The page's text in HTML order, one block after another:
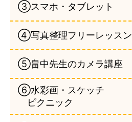
③スマホ・タブレット
④写真整理フリーレッスン
⑤畠中先生のカメラ講座
⑥水彩画・スケッチ
ピクニック